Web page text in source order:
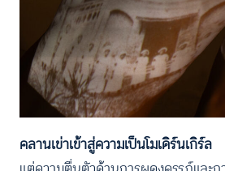
คลานเข่าเข้าสู่ความเป็นโมเดิร์นเกิร์ล